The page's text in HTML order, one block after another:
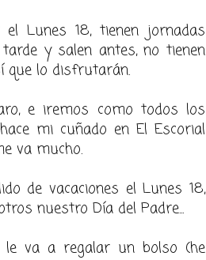
Lunes 18, tienen jornadas
y salen antes, no tienen
que lo disfrutarán.
e iremos como todos los
mi cuñado en El Escorial
va mucho.
de vacaciones el Lunes 18,
nuestro Día del Padre...
le va a regalar un bolso (he